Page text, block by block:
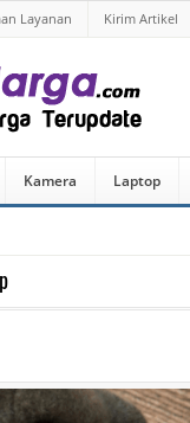
Layanan Kirim Artikel
Kamera Laptop